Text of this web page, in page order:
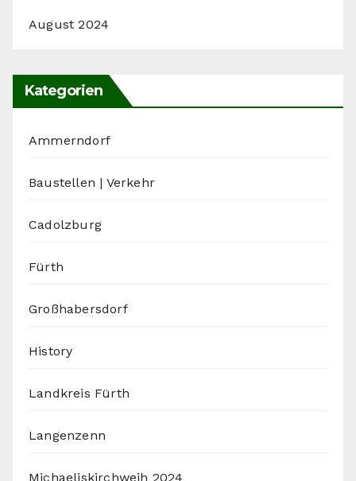
August 2024
Kategorien
Ammerndorf
Baustellen | Verkehr
Cadolzburg
Fürth
Großhabersdorf
History
Landkreis Fürth
Langenzenn
Michaeliskirchweih 2024